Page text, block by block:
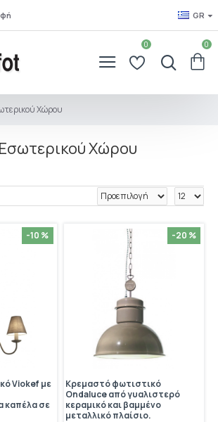
GR
0 0
Χώρου
Χώρου
-10 %
Viokef με
καπέλα σε
-20 %
Κρεμαστό φωτιστικό
Ondaluce από γυαλιστερό
κεραμικό και βαμμένο
μεταλλικό πλαίσιο.